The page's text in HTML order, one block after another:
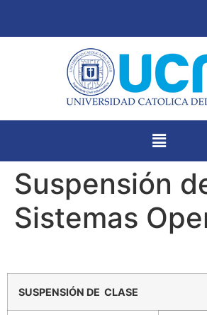
Suspensión
Sistemas
SUSPENSIÓN DE CLASE